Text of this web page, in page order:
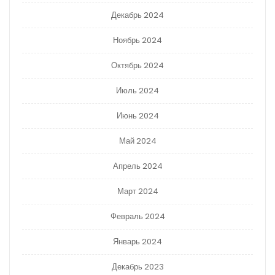
Декабрь 2024
Ноябрь 2024
Октябрь 2024
Июль 2024
Июнь 2024
Май 2024
Апрель 2024
Март 2024
Февраль 2024
Январь 2024
Декабрь 2023